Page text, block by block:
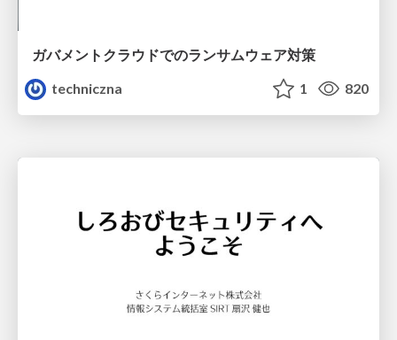
ガバメントクラウドでのランサムウェア対策
techniczna
1 820